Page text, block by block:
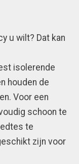
u wilt? Dat kan
isolerende
houden de
Voor een
schoon te
te
zijn voor